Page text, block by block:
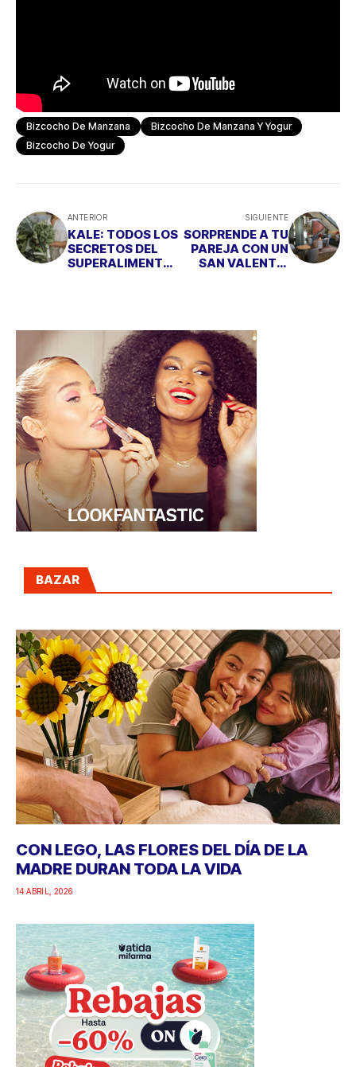
Bizcocho De Manzana
Bizcocho De Manzana Y Yogur
Bizcocho De Yogur
ANTERIOR
KALE: TODOS LOS
SECRETOS DEL
SUPERALIMENTO
SIGUIENTE
SORPRENDE A TU
PAREJA CON UN
SAN VALENTÍN
BAZAR
CON LEGO, LAS FLORES DEL DÍA DE LA
MADRE DURAN TODA LA VIDA
14 ABRIL, 2026